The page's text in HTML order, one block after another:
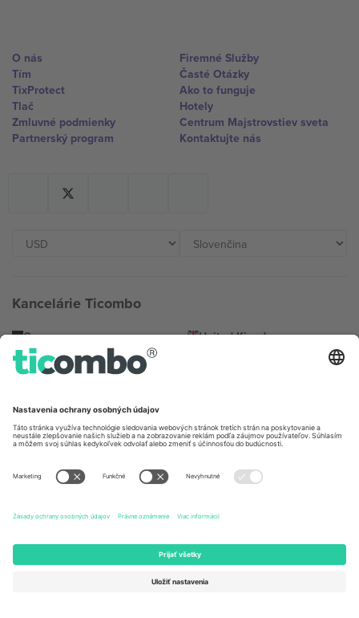
O nás
Tím
TixProtect
Tlač
Zmluvné podmienky
Partnerský program
Firemné Služby
Časté Otázky
Ako to funguje
Hotely
Centrum Majstrovstiev sveta
Kontaktujte nás
Kancelárie Ticombo
Germany
Unter den Linden 24, 10117
Berlin, Germany
United Kingdom
167 City Road, London, Greater
United States
131 Continental Dr, Suite 305,
Newark, Delaware 19713, United
States
Switzerland
Dorfstrasse 52a, 6390
Engelberg, Switzerland
Bulgaria
Regus Sofia City West, bul
United Arab Emirates
UAE Dubai Silicon Oasis, DDP
Building A1, Office 302, Dubai,